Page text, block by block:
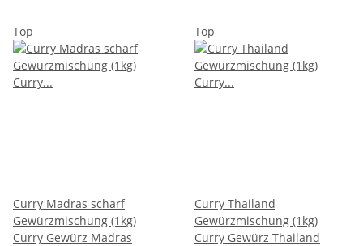
Top
Curry Madras scharf
Gewürzmischung (1kg)
Curry Gewürz Madras
Top
Curry Thailand
Gewürzmischung (1kg)
Curry Gewürz Thailand